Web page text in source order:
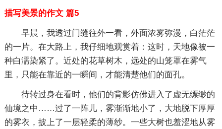
描写美景的作文 篇5
早晨，我透过门缝往外一看，外面浓雾弥漫，白茫茫
的一片。在大路上，我仔细地观赏着：这时，天地像被一
种白濡染紧了。近处的花草树木，远处的山笼罩在雾气
里，只能在靠近的一瞬间，才能清楚他们的面孔。
待转过身在看时，他们的背影仿佛进入了虚无缥缈的
仙境之中……过了一阵儿，雾渐渐地小了，大地脱下厚厚
的雾衣，披上了一层轻柔的薄纱。一些大树也羞涩地从雾